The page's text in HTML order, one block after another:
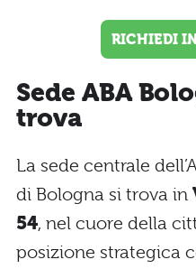
RICHIEDI
Sede ABA
trova
La sede centrale
di Bologna si trova in
54, nel cuore della
posizione strategica